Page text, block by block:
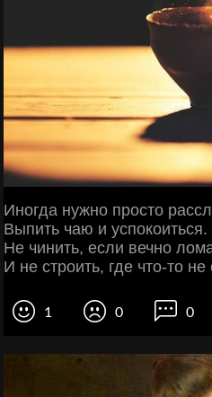
Иногда нужно просто
Выпить чаю и успокоиться.
Не чинить, если вечно
И не строить, где что-то
1 0 0